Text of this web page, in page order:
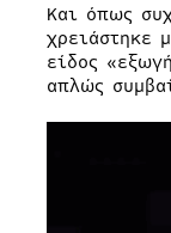
Και όπως
χρειάστηκε
είδος
απλώς